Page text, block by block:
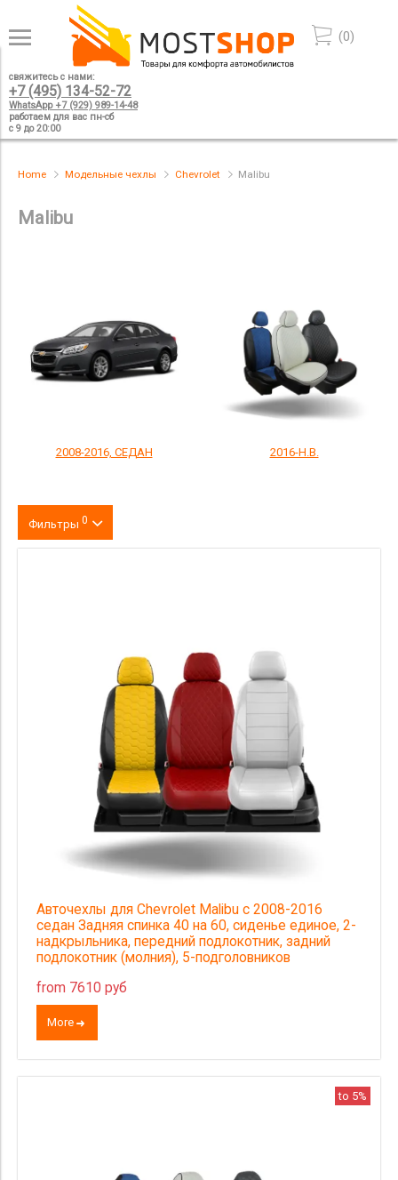
(0)
свяжитесь с нами:
+7 (495) 134-52-72
WhatsApp +7 (929) 989-14-48
работаем для вас пн-сб
с 9 до 20:00
Home Модельные чехлы Chevrolet Malibu
Malibu
2008-2016, СЕДАН 2016-Н.В.
Фильтры 0
Страна происхождения
Авточехлы для Chevrolet Malibu с 2008-2016
седан Задняя спинка 40 на 60, сиденье единое, 2-
надкрыльника, передний подлокотник, задний
подлокотник (молния), 5-подголовников
from 7610 руб
More
to 5%